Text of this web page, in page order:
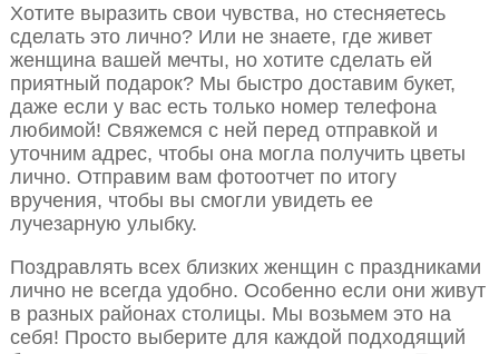
Хотите выразить свои чувства, но стесняетесь
сделать это лично? Или не знаете, где живет
женщина вашей мечты, но хотите сделать ей
приятный подарок? Мы быстро доставим букет,
даже если у вас есть только номер телефона
любимой! Свяжемся с ней перед отправкой и
уточним адрес, чтобы она могла получить цветы
лично. Отправим вам фотоотчет по итогу
вручения, чтобы вы смогли увидеть ее
лучезарную улыбку.
Поздравлять всех близких женщин с праздниками
лично не всегда удобно. Особенно если они живут
в разных районах столицы. Мы возьмем это на
себя! Просто выберите для каждой подходящий